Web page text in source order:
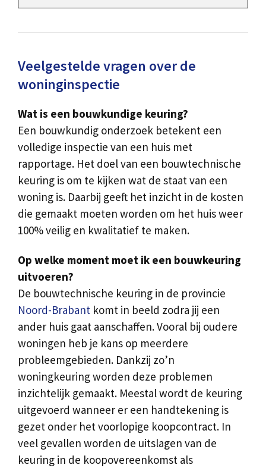
Veelgestelde vragen over de
woninginspectie
Wat is een bouwkundige keuring?
Een bouwkundig onderzoek betekent een
volledige inspectie van een huis met
rapportage. Het doel van een bouwtechnische
keuring is om te kijken wat de staat van een
woning is. Daarbij geeft het inzicht in de kosten
die gemaakt moeten worden om het huis weer
100% veilig en kwalitatief te maken.
Op welke moment moet ik een bouwkeuring
uitvoeren?
De bouwtechnische keuring in de provincie
Noord-Brabant komt in beeld zodra jij een
ander huis gaat aanschaffen. Vooral bij oudere
woningen heb je kans op meerdere
probleemgebieden. Dankzij zo’n
woningkeuring worden deze problemen
inzichtelijk gemaakt. Meestal wordt de keuring
uitgevoerd wanneer er een handtekening is
gezet onder het voorlopige koopcontract. In
veel gevallen worden de uitslagen van de
keuring in de koopovereenkomst als